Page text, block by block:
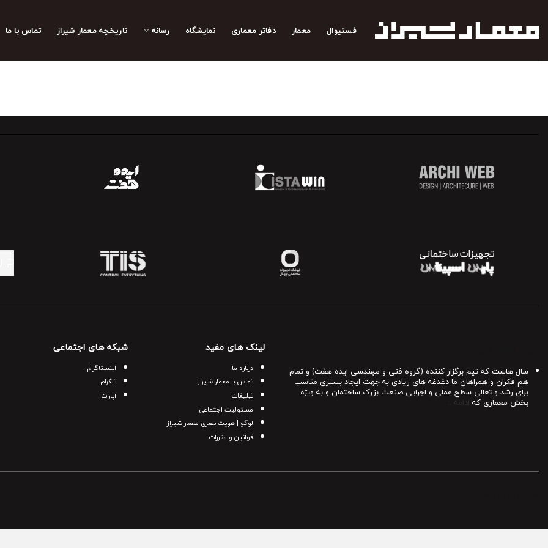
محتوا
فستیوال معمار دفاتر معماری نمایشگاه رسانه تاریخچه معمار‌‌ شیراز تماس با ما
سال هاست که تیم برگزار کننده (گروه فنی و مهندسی ایده هفت) و تمام
هم فکران و همراهان ما دغدغه های زیادی به جهت ایجاد بستری مناسب
برای رشد و تعالی سطح عملی و اجرایی صنعت بزرک ساختمان و به ویژه
بخش معماری که ادامه ..
لینک های مفید
درباره ما
تماس با معمار شیراز
تبلیغات
مسئولیت اجتماعی
لوگو | هویت بصری معمار شیراز
قوانین و مقررات
شبکه های اجتماعی
اینستاگرام
تلگرام
آپارات